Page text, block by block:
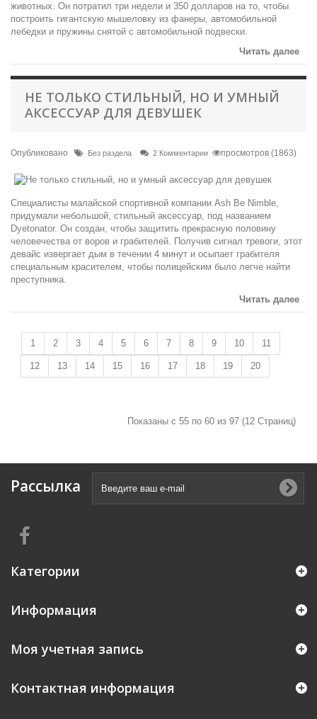
животных. Он потратил три недели и 350 долларов на то, чтобы
построить гигантскую мышеловку из фанеры, автомобильной
лебедки и пружины снятой с автомобильной подвески.
Читать далее
НЕ ТОЛЬКО СТИЛЬНЫЙ, НО И УМНЫЙ
АКСЕССУАР ДЛЯ ДЕВУШЕК
Опубликовано Без раздела 2 Комментарии просмотров (1863)
Специалисты малайской спортивной компании Ash Be Nimble,
придумали небольшой, стильный аксессуар, под названием
Dyetonator. Он создан, чтобы защитить прекрасную половину
человечества от воров и грабителей. Получив сигнал тревоги, этот
девайс извергает дым в течении 4 минут и осыпает грабителя
специальным красителем, чтобы полицейским было легче найти
преступника.
Читать далее
1 2 3 4 5 6 7 8 9 10 11
12 13 14 15 16 17 18 19 20
Показаны с 55 по 60 из 97 (12 Страниц)
Рассылка
Категории
Информация
Моя учетная запись
Контактная информация